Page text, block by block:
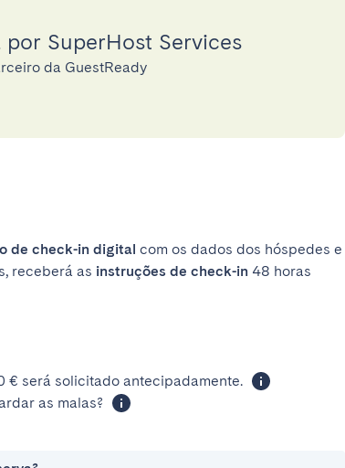
SuperHost Services
da GuestReady
de check-in digital com os dados dos hóspedes e
receberá as instruções de check-in 48 horas
€ será solicitado antecipadamente.
as malas?